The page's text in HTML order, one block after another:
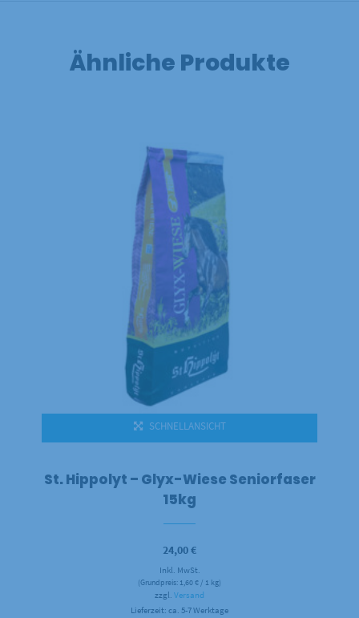
Ähnliche Produkte
SCHNELLANSICHT
St. Hippolyt – Glyx-Wiese Seniorfaser
15kg
24,00€
Inkl. MwSt.
(Grundpreis: 1,60 € / 1 kg)
zzgl.Versand
Lieferzeit: ca. 5-7 Werktage